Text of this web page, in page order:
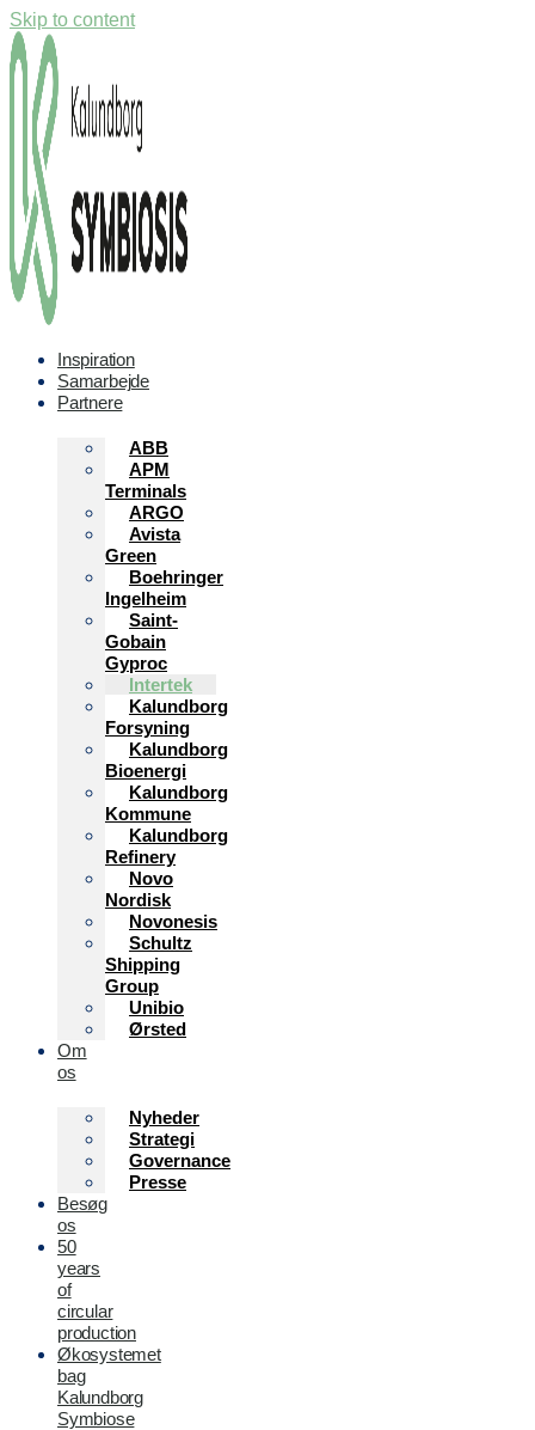
Skip to content
Inspiration
Samarbejde
Partnere
ABB
APM
Terminals
ARGO
Avista
Green
Boehringer
Ingelheim
Saint-
Gobain
Gyproc
Intertek
Kalundborg
Forsyning
Kalundborg
Bioenergi
Kalundborg
Kommune
Kalundborg
Refinery
Novo
Nordisk
Novonesis
Schultz
Shipping
Group
Unibio
Ørsted
Om
os
Nyheder
Strategi
Governance
Presse
Besøg
os
50
years
of
circular
production
Økosystemet
bag
Kalundborg
Symbiose